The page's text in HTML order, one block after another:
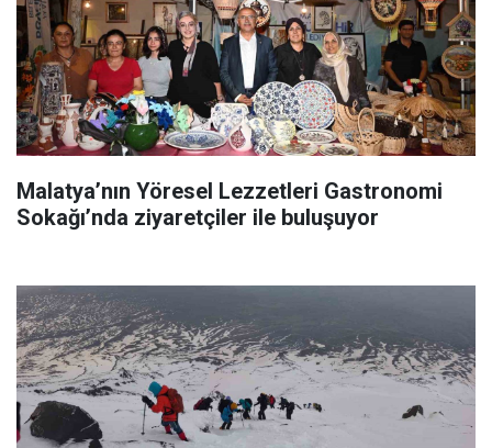
Malatya’nın Yöresel Lezzetleri Gastronomi
Sokağı’nda ziyaretçiler ile buluşuyor